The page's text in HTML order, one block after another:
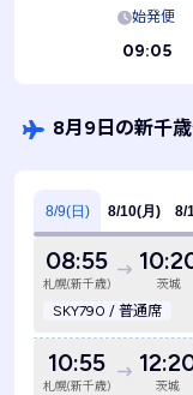
始発便
09:05
8月9日の新千
8/9(日) 8/10(月) 8/
08:55
札幌(新千歳) 茨城
SKY790 / 普通席
10:55
札幌(新千歳) 茨城